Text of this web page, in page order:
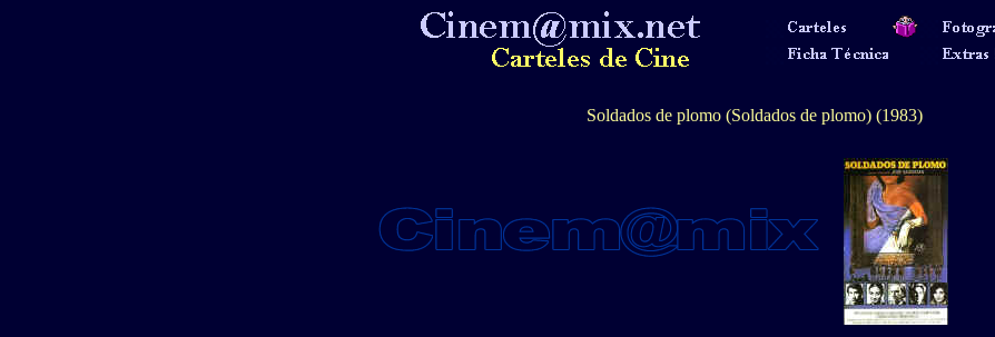
Soldados de plomo (Soldados de plomo) (1983)